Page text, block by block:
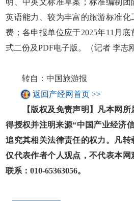
英语能力、较为丰富的旅游标准
费；各申报单位应于2025年11月
式二份及PDF电子版。（记者 李志
转自：中国旅游报
返回产经网首页 >>
【版权及免责声明】凡本网所
得授权并注明来源“中国产业经济
追究其相关法律责任的权力。凡转
仅代表作者个人观点，不代表本
联系：010-65363056。